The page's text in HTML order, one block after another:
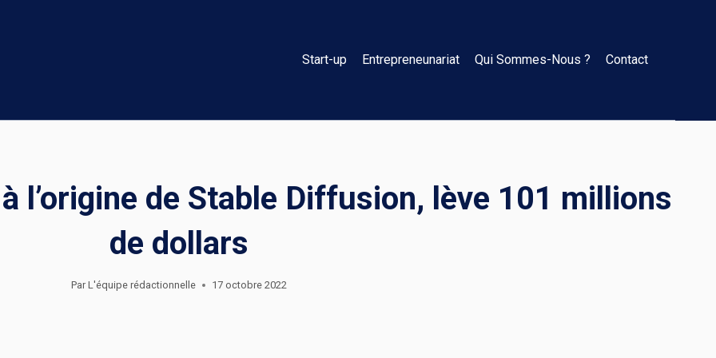
Start-up Entrepreneunariat Qui Sommes-Nous ? Contact
l’origine de Stable Diffusion, lève 101 millions
de dollars
Par L'équipe rédactionnelle 17 octobre 2022